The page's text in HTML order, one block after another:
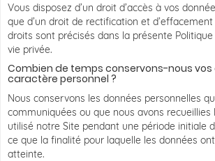
Vous disposez d’un droit d’accès à vos
que d’un droit de rectification et d’effacement
droits sont précisés dans la présente
vie privée.
Combien de temps conservons-nous vos
caractère personnel ?
Nous conservons les données personnelles
communiquées ou que nous avons recueillies
utilisé notre Site pendant une période initiale
ce que la finalité pour laquelle les données
atteinte.